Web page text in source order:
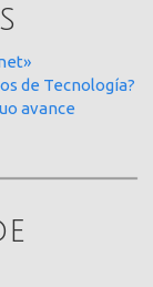
de Tecnología?
avance